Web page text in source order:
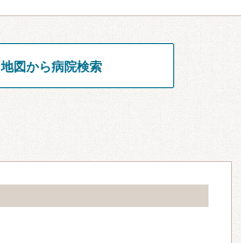
地図から病院検索